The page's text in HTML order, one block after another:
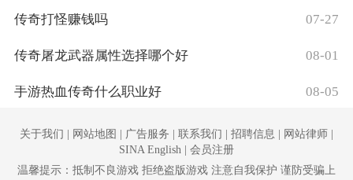
传奇打怪赚钱吗 07-27
传奇屠龙武器属性选择哪个好 08-01
手游热血传奇什么职业好 08-05
关于我们 | 网站地图 | 广告服务 | 联系我们 | 招聘信息 | 网站律师 |
SINA English | 会员注册
温馨提示：抵制不良游戏 拒绝盗版游戏 注意自我保护 谨防受骗上